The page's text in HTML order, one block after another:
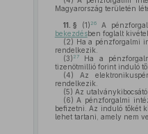
Magyarország területén
11. § (1) 26A
bekezdésben foglalt
(2) Ha a pénzforgalmi
rendelkezik.
(3) 27Ha a
tizenötmillió forint induló
(4) Az
rendelkezik.
(5) Az
(6) A pénzforgalmi
befizetni. Az induló tőkét
lehet tartani, amely nem